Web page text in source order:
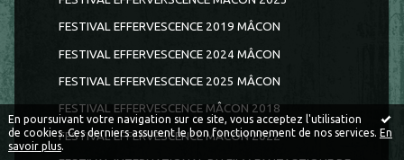
En poursuivant votre navigation sur ce site, vous acceptez l'utilisation
de cookies. Ces derniers assurent le bon fonctionnement de nos services. En
savoir plus.
FESTIVAL EFFERVESCENCE 2019 MÂCON
FESTIVAL EFFERVESCENCE 2024 MÂCON
FESTIVAL EFFERVESCENCE 2025 MÂCON
FESTIVAL EFFERVESCENCE MÂCON 2018
FESTIVAL EFFERVESCENCE MÂCON 2022